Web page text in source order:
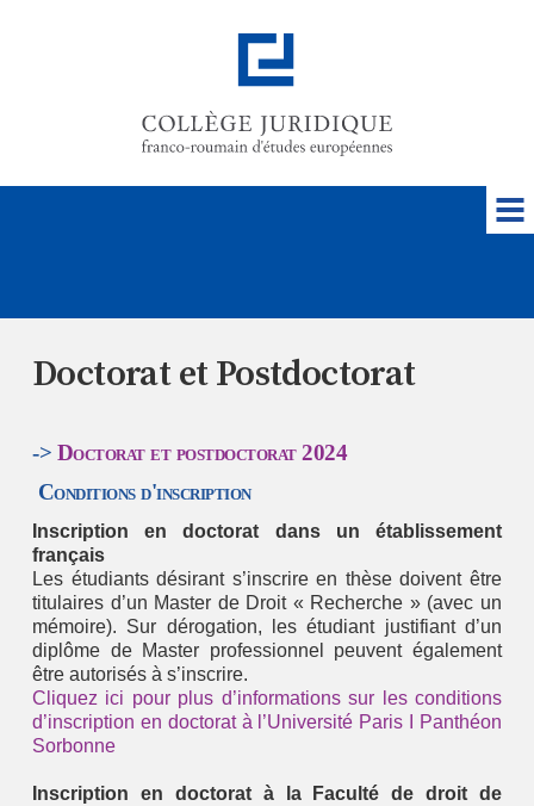
Doctorat et Postdoctorat
-> Doctorat et postdoctorat 2024
Conditions d'inscription
Inscription en doctorat dans un établissement
français
Les étudiants désirant s’inscrire en thèse doivent être
titulaires d’un Master de Droit « Recherche » (avec un
mémoire). Sur dérogation, les étudiant justifiant d’un
diplôme de Master professionnel peuvent également
être autorisés à s’inscrire.
Cliquez ici pour plus d’informations sur les conditions
d’inscription en doctorat à l’Université Paris I Panthéon
Sorbonne
Inscription en doctorat à la Faculté de droit de